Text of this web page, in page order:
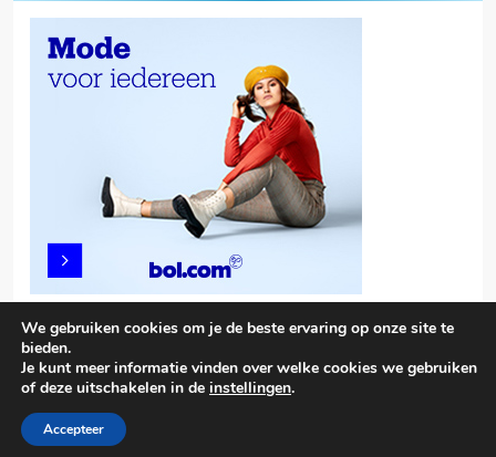
Trendy News - News WordPress Theme. All Rights Reserved 2026.
We gebruiken cookies om je de beste ervaring op onze site te
bieden.
Je kunt meer informatie vinden over welke cookies we gebruiken
of deze uitschakelen in de instellingen.
Accepteer